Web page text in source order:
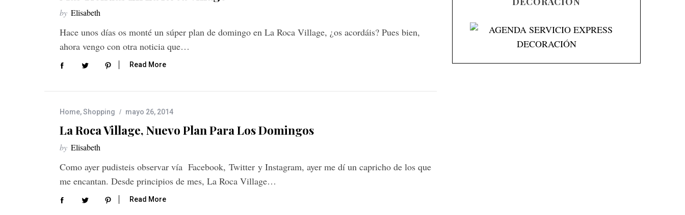
by Elisabeth
Hace unos días os monté un súper plan de domingo en La Roca Village, ¿os acordáis? Pues bien,
ahora vengo con otra noticia que…
Read More
Home,Shopping mayo 26, 2014
La Roca Village, Nuevo Plan Para Los Domingos
by Elisabeth
Como ayer pudisteis observar vía Facebook, Twitter y Instagram, ayer me dí un capricho de los que
me encantan. Desde principios de mes, La Roca Village…
Read More
a
c
o
r